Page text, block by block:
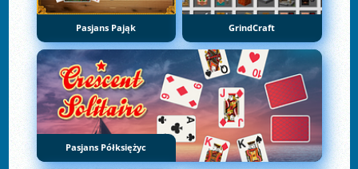
Pasjans Pająk GrindCraft
Pasjans Półksiężyc